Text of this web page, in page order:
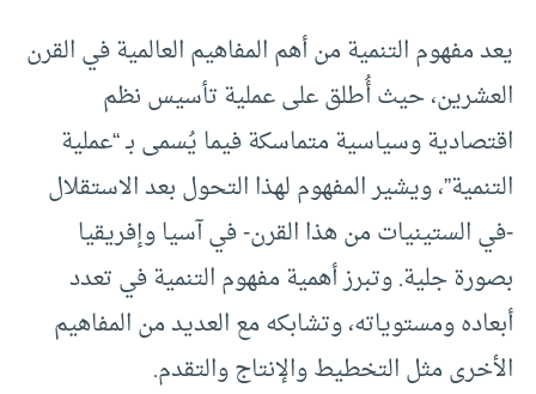
يعد مفهوم التنمية من أهم المفاهيم العالمية في القرن
العشرين، حيث أُطلق على عملية تأسيس نظم
اقتصادية وسياسية متماسكة فيما يُسمى بـ “عملية
التنمية”، ويشير المفهوم لهذا التحول بعد الاستقلال
-في الستينيات من هذا القرن- في آسيا وإفريقيا
بصورة جلية. وتبرز أهمية مفهوم التنمية في تعدد
أبعاده ومستوياته، وتشابكه مع العديد من المفاهيم
الأخرى مثل التخطيط والإنتاج والتقدم.